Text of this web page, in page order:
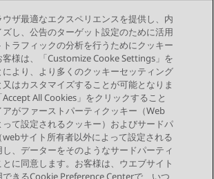
いて説明します。クライアント設定を手動で
、
Avaya Workplace クライアントを再起動
ザ最適なエクスペリエンスを提供し、内
し、公告のターゲット設定のために活用
トラフィックの分析を行うためにクッキー
客様は、「Customize Cooke Settings」を
より、より多くのクッキーセッティング
はカスタマイズすることが可能となりま
All Cookies」をクリックすること
がファーストパーティクッキー（Web
て設定されるクッキー）およびサードパ
サイト所有者以外によって設定される
、データーをそのようなサードパーティ
に同意します。お客様は、ウエブサイト
きるCookie Preference Centerで、いつ